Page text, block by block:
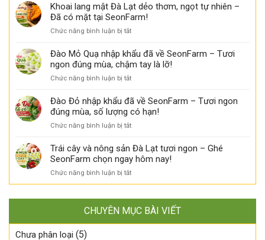
lâu
hơn
và
Đào
Mỏ
nên
bảo
quản
thế
Đỏ
và
Mỏ
cùng
có
–
Hai
hương
một
mùa
ngon!
Khoai lang mật Đà Lạt dẻo thơm, ngọt tự nhiên –
Đã có mặt tại SeonFarm!
Chức năng bình luận bị tắtở
lang
mật
Lạt
thơm,
ngọt
Đã
có
mặt
Đào Mỏ Quạ nhập khẩu đã về SeonFarm – Tươi
ngon đúng mùa, chậm tay là lỡ!
Chức năng bình luận bị tắtở
Mỏ
Quạ
khẩu
về
SeonFarm
đúng
mùa,
chậm
Đào Đỏ nhập khẩu đã về SeonFarm – Tươi ngon
đúng mùa, số lượng có hạn!
Chức năng bình luận bị tắtở
Đỏ
nhập
khẩu
đã
về
–
Tươi
ngon
Trái cây và nông sản Đà Lạt tươi ngon – Ghé
SeonFarm chọn ngay hôm nay!
Chức năng bình luận bị tắtở
Trái
nông
sản
CHUYÊN MỤC BÀI VIẾT
Chưa phân loại (5)